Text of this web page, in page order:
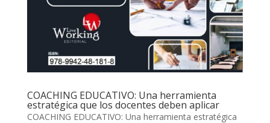
COACHING EDUCATIVO: Una herramienta
estratégica que los docentes deben aplicar
COACHING EDUCATIVO: Una herramienta estratégica